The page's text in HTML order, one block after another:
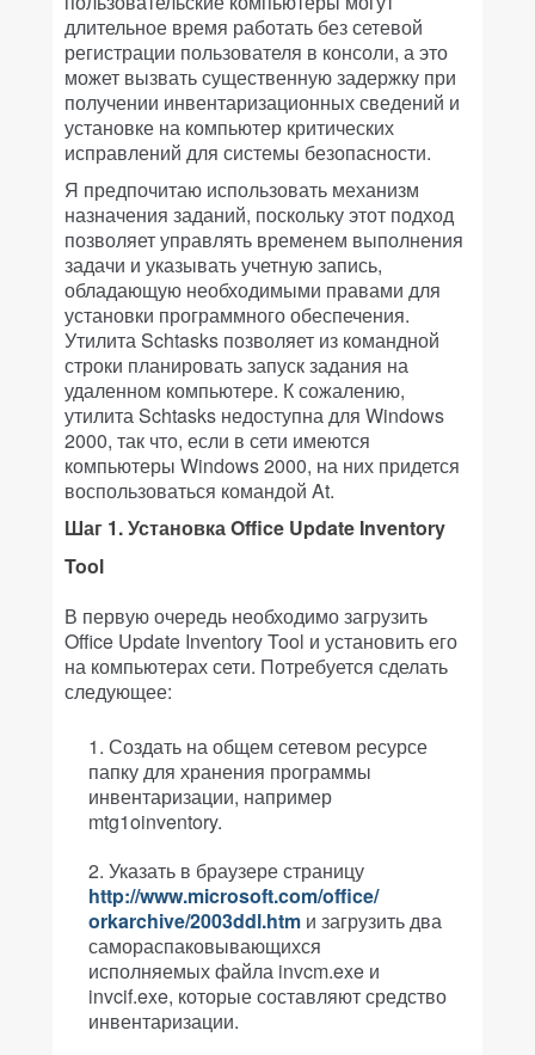
длительное время работать без сетевой
регистрации пользователя в консоли, а это
может вызвать существенную задержку при
получении инвентаризационных сведений и
установке на компьютер критических
исправлений для системы безопасности.
Я предпочитаю использовать механизм
назначения заданий, поскольку этот подход
позволяет управлять временем выполнения
задачи и указывать учетную запись,
обладающую необходимыми правами для
установки программного обеспечения.
Утилита Schtasks позволяет из командной
строки планировать запуск задания на
удаленном компьютере. К сожалению,
утилита Schtasks недоступна для Windows
2000, так что, если в сети имеются
компьютеры Windows 2000, на них придется
воспользоваться командой At.
Шаг 1. Установка Office Update Inventory
Tool
В первую очередь необходимо загрузить
Office Update Inventory Tool и установить его
на компьютерах сети. Потребуется сделать
следующее:
Создать на общем сетевом ресурсе
папку для хранения программы
инвентаризации, например
mtg1oinventory.
Указать в браузере страницу
http://www.microsoft.com/office/
orkarchive/2003ddl.htm и загрузить два
самораспаковывающихся
исполняемых файла invcm.exe и
invcif.exe, которые составляют средство
инвентаризации.